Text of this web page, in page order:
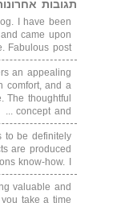
תגובות
I have been
came upon
post. ...
an appealing
comfort, and a
The thoughtful
concept and ...
to be definitely
are produced
know-how. I ...
valuable and
take a time